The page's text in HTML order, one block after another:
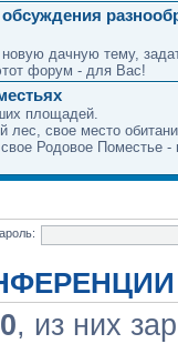
дачную тему,
форум - для Вас!
площадей.
лес, свое место
Родовое Поместье -
, из них